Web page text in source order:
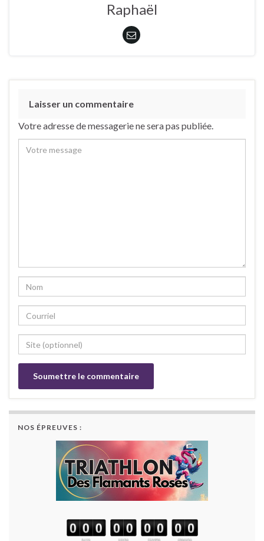
Raphaël
Laisser un commentaire
Votre adresse de messagerie ne sera pas publiée.
NOS ÉPREUVES :